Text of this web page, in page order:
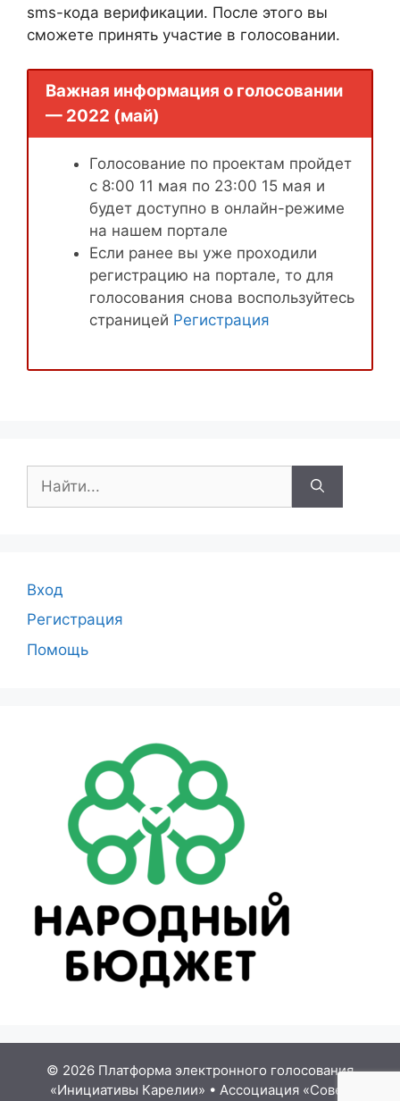
sms-кода верификации. После этого вы
сможете принять участие в голосовании.
Важная информация о голосовании
— 2022 (май)
Голосование по проектам пройдет
с 8:00 11 мая по 23:00 15 мая и
будет доступно в онлайн-режиме
на нашем портале
Если ранее вы уже проходили
регистрацию на портале, то для
голосования снова воспользуйтесь
страницей Регистрация
Вход
Регистрация
Помощь
© 2026 Платформа электронного голосования
«Инициативы Карелии» • Ассоциация «Совет